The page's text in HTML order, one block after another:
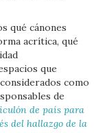
qué cánones
acrítica, qué
que
como
de
de país para
del hallazgo de la